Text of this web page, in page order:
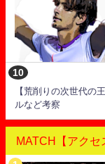
【荒削りの次世代
ルなど考察
MATCH【アクセ